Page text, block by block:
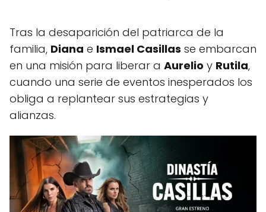
Tras la desaparición del patriarca de la
familia, Diana e Ismael Casillas se embarcan
en una misión para liberar a Aurelio y Rutila,
cuando una serie de eventos inesperados los
obliga a replantear sus estrategias y
alianzas.